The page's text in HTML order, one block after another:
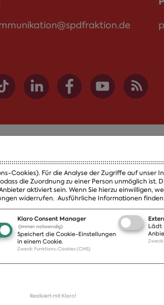
A-Z
Positionen
Bilanz
Publikationen
Fotos
Cookies). Für die Analyse der Zugriffe auf
die Zuordnung zu einer Person unmöglich
aktiviert sein. Wenn Sie hierzu einwilligen,
widerrufen. Ausführliche Informationen
Klaro Consent Manager
(immer notwendig)
Speichert die Cookie-Einstellungen
in einem Cookie.
Zweck: Funktions-Cookies (CMS)
Lädt
Zweck
Realisiert mit Klaro!